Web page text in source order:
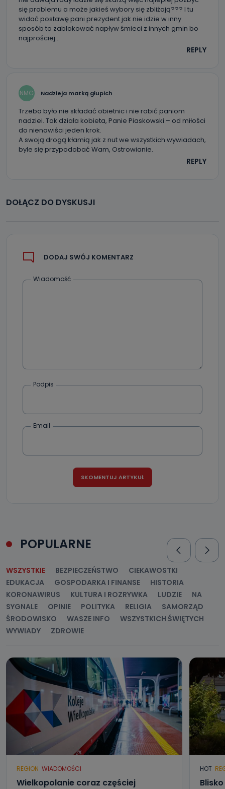
się problemu a może jakieś wybory się zbliżają??? I tu
widać postawę pani prezydent jak nie idzie w inny
sposób to zablokować napływ śmieci z innych gmin bo
najprościej…
REPLY
NMG Nadzieja matką głupich
Trzeba było nie składać obietnic i nie robić paniom
nadziei. Tak działa kobieta, Panie Piaskowski – od miłości
do nienawiści jeden krok.
A swoją drogą kłamią jak z nut we wszystkich wywiadach,
byle się przypodobać Wam, Ostrowianie.
REPLY
DOŁĄCZ DO DYSKUSJI
DODAJ SWÓJ KOMENTARZ
Wiadomość
Podpis
Email
POPULARNE
WSZYSTKIE BEZPIECZEŃSTWO
CIEKAWOSTKI
EDUKACJA
GOSPODARKA I FINANSE
HISTORIA
KORONAWIRUS
KULTURA I ROZRYWKA LUDZIE
NA
SYGNALE
OPINIE POLITYKA RELIGIA
SAMORZĄD
ŚRODOWISKO
WASZE INFO
WSZYSTKICH ŚWIĘTYCH
WYWIADY
ZDROWIE
REGION WIADOMOŚCI
Wielkopolanie coraz częściej
HOT